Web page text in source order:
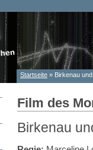
Sie sind hier
Startseite » Birkenau
Film des
Birkenau